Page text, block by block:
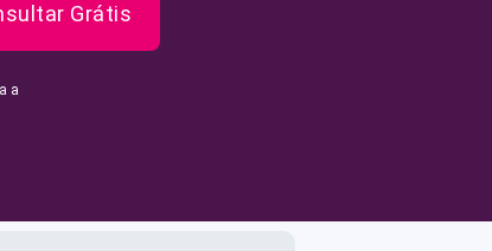
Grátis
a